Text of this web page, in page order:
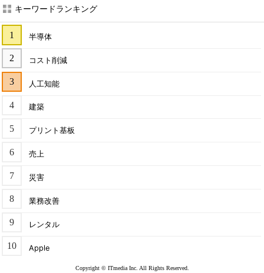
キーワードランキング
半導体
コスト削減
人工知能
建築
プリント基板
売上
災害
業務改善
レンタル
Apple
Copyright © ITmedia Inc. All Rights Reserved.